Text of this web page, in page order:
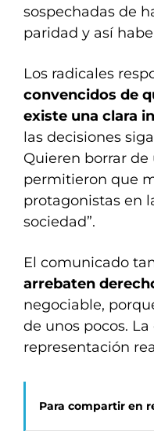
sospechadas de
paridad y así
Los radicales
convencidos de
existe una clara
las decisiones
Quieren borrar
permitieron que
protagonistas en
sociedad”.
El comunicado
arrebaten
negociable,
de unos pocos.
representación
Para compartir en